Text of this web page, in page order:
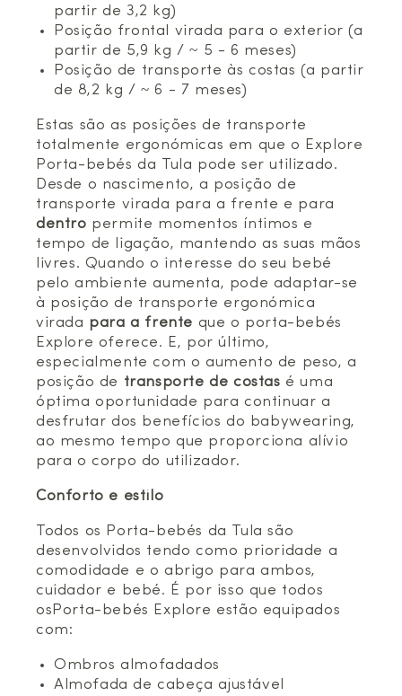
partir de 3,2 kg)
Posição frontal virada para o exterior (a
partir de 5,9 kg / ~ 5 - 6 meses)
Posição de transporte às costas (a partir
de 8,2 kg / ~ 6 - 7 meses)
Estas são as posições de transporte
totalmente ergonómicas em que o Explore
Porta-bebés da Tula pode ser utilizado.
Desde o nascimento, a posição de
transporte virada para a frente e para
dentro permite momentos íntimos e
tempo de ligação, mantendo as suas mãos
livres. Quando o interesse do seu bebé
pelo ambiente aumenta, pode adaptar-se
à posição de transporte ergonómica
virada para a frente que o porta-bebés
Explore oferece. E, por último,
especialmente com o aumento de peso, a
posição de transporte de costas é uma
óptima oportunidade para continuar a
desfrutar dos benefícios do babywearing,
ao mesmo tempo que proporciona alívio
para o corpo do utilizador.
Conforto e estilo
Todos os Porta-bebés da Tula são
desenvolvidos tendo como prioridade a
comodidade e o abrigo para ambos,
cuidador e bebé. É por isso que todos
osPorta-bebés Explore estão equipados
com:
Ombros almofadados
Almofada de cabeça ajustável